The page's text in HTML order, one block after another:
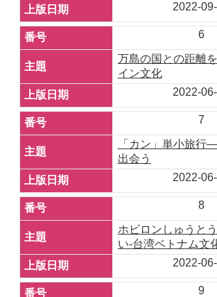
2022-
6
万島の国との距離
イン文化
2022-
7
「カン」単小旅行
出会う
2022-
8
ホビロンしゅうと
い-台湾ベトナム文
2022-
9